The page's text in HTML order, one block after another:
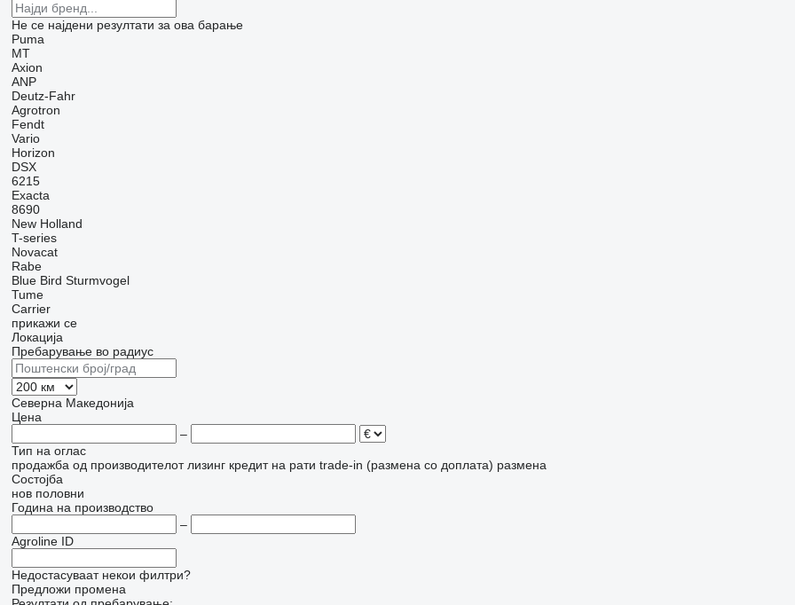
Не се најдени резултати за ова барање
Puma
MT
Axion
ANP
Deutz-Fahr
Agrotron
Fendt
Vario
Horizon
DSX
6215
Exacta
8690
New Holland
T-series
Novacat
Rabe
Blue Bird Sturmvogel
Tume
Carrier
прикажи се
Локација
Пребарување во радиус
Северна Македонија
Цена
–
Тип на оглас
продажба од производителот лизинг кредит на рати trade-in (размена со доплата) размена
Состојба
нов половни
Година на производство
–
Agroline ID
Недостасуваат некои филтри?
Предложи промена